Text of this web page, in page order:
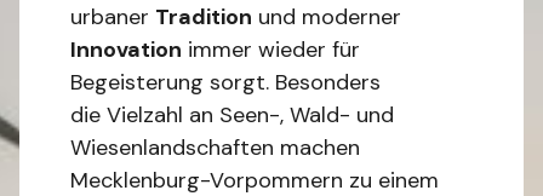
urbaner Tradition und moderner
Innovation immer wieder für
Begeisterung sorgt. Besonders
die Vielzahl an Seen-, Wald- und
Wiesenlandschaften machen
Mecklenburg-Vorpommern zu einem